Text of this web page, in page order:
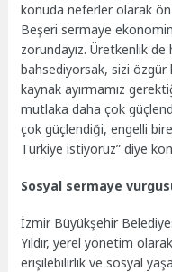
konuda neferler olarak
Beşeri sermaye
zorundayız. Üretkenlik de
bahsediyorsak, sizi özgür
kaynak ayırmamız
mutlaka daha çok
çok güçlendiği, engelli
Türkiye istiyoruz” diye
Sosyal sermaye
İzmir Büyükşehir
Yıldır, yerel yönetim
erişilebilirlik ve sosyal